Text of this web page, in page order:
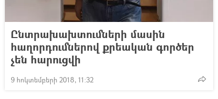
Ընտրախախտումների մասին
հաղորդումներով քրեական գործեր
չեն հարուցվի
9 հոկտեմբերի 2018, 11:32